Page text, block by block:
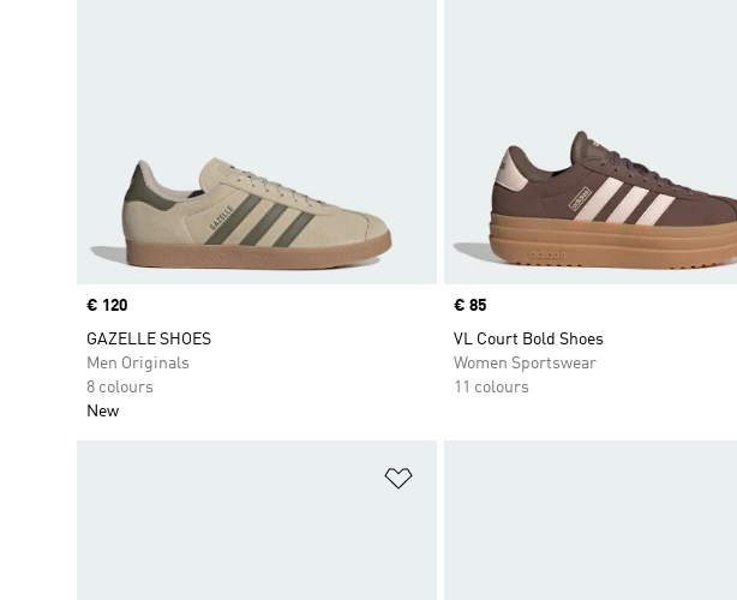
Price
€ 120
GAZELLE SHOES
Men Originals
8 colours
New
Price
€ 85
VL Court Bold Shoes
Women Sportswear
11 colours